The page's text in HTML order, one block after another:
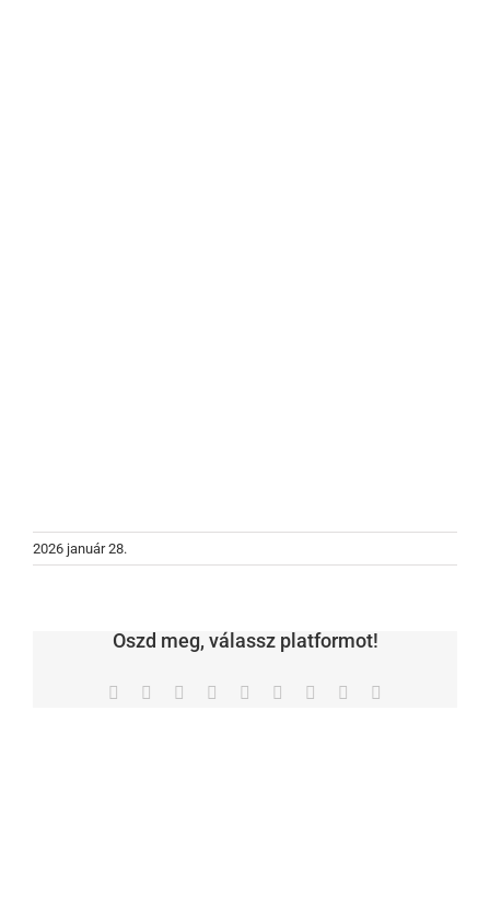
2026 január 28.
Oszd meg, válassz platformot!
Facebook Reddit LinkedInWhatsApp
TumblrPinterest